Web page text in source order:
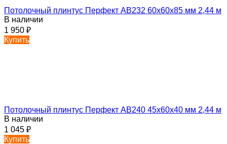
Потолочный плинтус Перфект AB232 60х60х85 мм 2,44 м
В наличии
1 950 ₽
Купить
Потолочный плинтус Перфект AB240 45х60х40 мм 2,44 м
В наличии
1 045 ₽
Купить